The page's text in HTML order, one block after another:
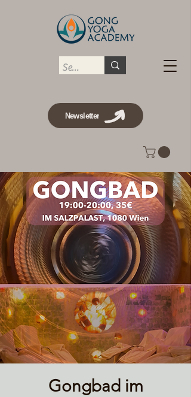
Newsletter
Gongbad im